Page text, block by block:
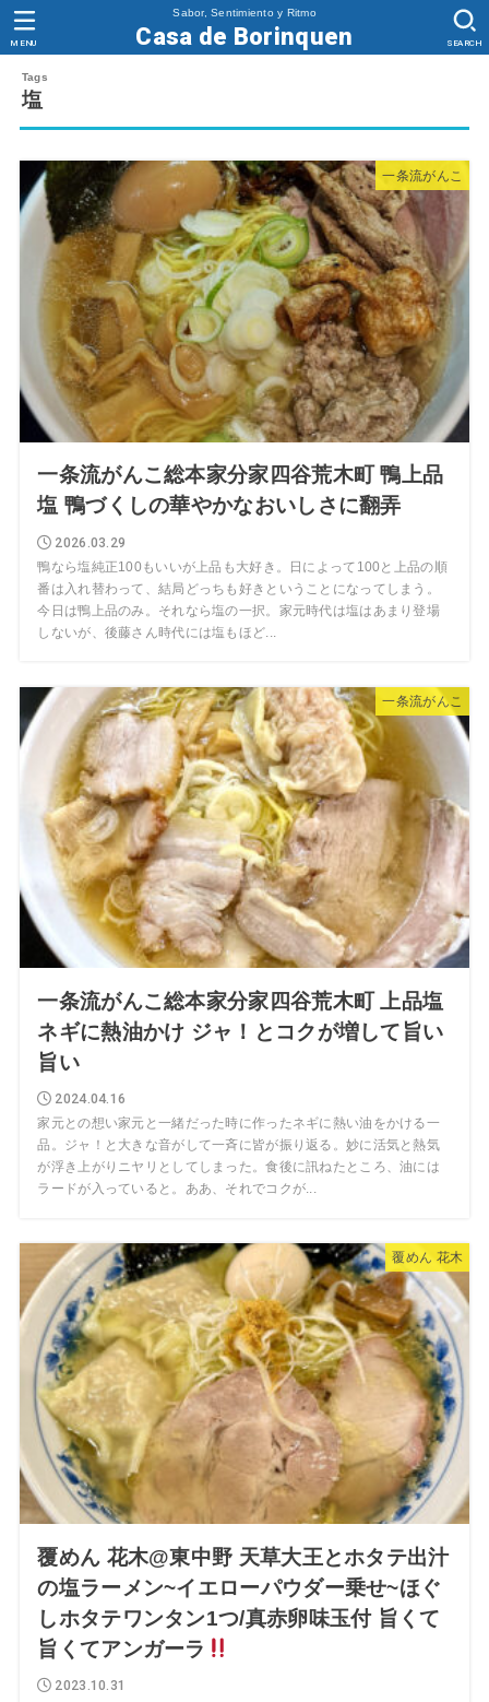
Sabor, Sentimiento y Ritmo
Casa de Borinquen SEARCH
MENU
塩
一条流がんこ
一条流がんこ総本家分家四谷荒木町 鴨上品
塩 鴨づくしの華やかなおいしさに翻弄
2026.03.29
鴨なら塩純正100もいいが上品も大好き。日によって100と上品の順
番は入れ替わって、結局どっちも好きということになってしまう。
今日は鴨上品のみ。それなら塩の一択。家元時代は塩はあまり登場
しないが、後藤さん時代には塩もほど...
一条流がんこ
一条流がんこ総本家分家四谷荒木町 上品塩
ネギに熱油かけ ジャ！とコクが増して旨い
旨い
2024.04.16
家元との想い家元と一緒だった時に作ったネギに熱い油をかける一
品。ジャ！と大きな音がして一斉に皆が振り返る。妙に活気と熱気
が浮き上がりニヤリとしてしまった。食後に訊ねたところ、油には
ラードが入っていると。ああ、それでコクが...
覆めん 花木
覆めん 花木@東中野 天草大王とホタテ出汁
の塩ラーメン~イエローパウダー乗せ~ほぐ
しホタテワンタン1つ/真赤卵味玉付 旨くて
旨くてアンガーラ
2023.10.31